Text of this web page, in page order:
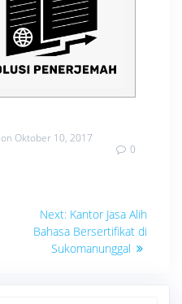
on Oktober 10, 2017
0
Next: Next
post:
Kantor Jasa Alih
Bahasa Bersertifikat di
Sukomanunggal